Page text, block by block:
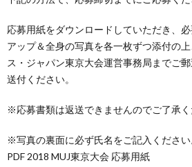
応募用紙をダウンロードしていただき、
アップ＆全身の写真を各一枚ずつ添付の
ス・ジャパン東京大会運営事務局までご
送付ください。
※応募書類は返送できませんのでご了承く
※写真の裏面に必ず氏名をご記入ください
PDF 2018 MUJ東京大会 応募用紙